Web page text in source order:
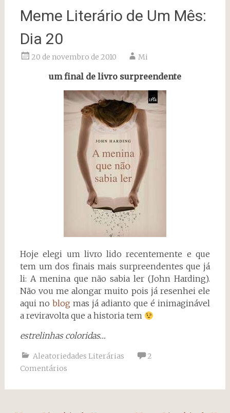
Meme Literário de Um Mês:
Dia 20
20 de novembro de 2010 Mi
um final de livro surpreendente
Hoje elegi um livro lido recentemente e que
tem um dos finais mais surpreendentes que já
li: A menina que não sabia ler (John Harding).
Não vou me alongar muito pois já resenhei ele
aqui no blog mas já adianto que é inimaginável
a reviravolta que a historia tem
estrelinhas coloridas…
Aleatoriedades Literárias
2
Comentários